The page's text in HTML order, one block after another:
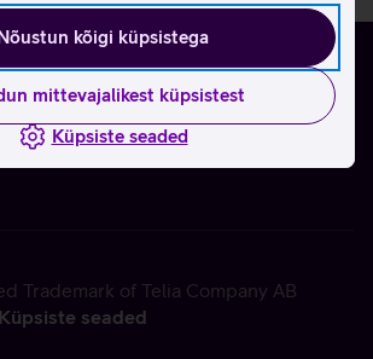
kõigi küpsistega
mittevajalikest küpsistest
Küpsiste seaded
Trademark of Telia Company AB
Küpsiste seaded